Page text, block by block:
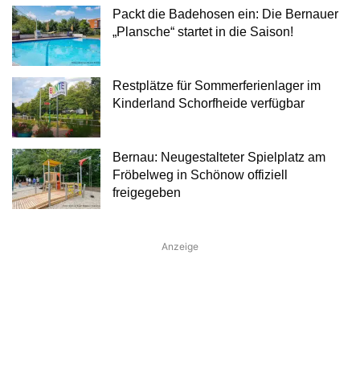
Packt die Badehosen ein: Die Bernauer
„Plansche“ startet in die Saison!
Restplätze für Sommerferienlager im
Kinderland Schorfheide verfügbar
Bernau: Neugestalteter Spielplatz am
Fröbelweg in Schönow offiziell
freigegeben
Anzeige